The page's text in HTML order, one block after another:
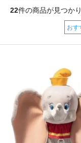
22件の商品が見つか
おす